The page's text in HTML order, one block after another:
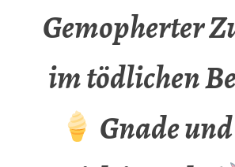
Gemopherter
im tödlichen
Gnade